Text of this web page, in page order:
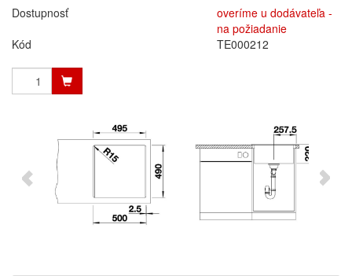
Dostupnosť
overíme u dodávateľa -
na požiadanie
Kód
TE000212